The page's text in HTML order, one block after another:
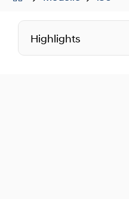
Highlights